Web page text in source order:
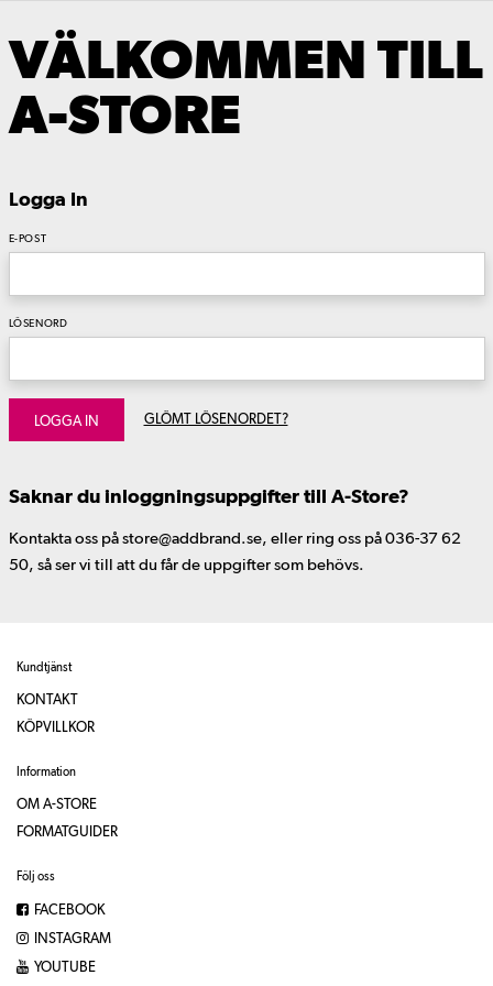
VÄLKOMMEN TILL
A-STORE
Logga In
E-POST
LÖSENORD
LOGGA IN GLÖMT LÖSENORDET?
Saknar du inloggningsuppgifter till A-Store?
Kontakta oss på store@addbrand.se, eller ring oss på 036-37 62
50, så ser vi till att du får de uppgifter som behövs.
Kundtjänst
KONTAKT
KÖPVILLKOR
Information
OM A-STORE
FORMATGUIDER
Följ oss
FACEBOOK
INSTAGRAM
YOUTUBE